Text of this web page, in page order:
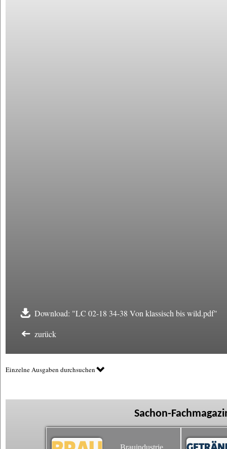
Download: "LC 02-18 34-38 Von klassisch bis wild.pdf"
zurück
Einzelne Ausgaben durchsuchen
Sachon-
Brauindustrie